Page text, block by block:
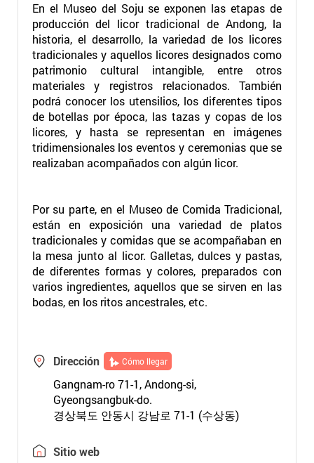
En el Museo del Soju se exponen las etapas de
producción del licor tradicional de Andong, la
historia, el desarrollo, la variedad de los licores
tradicionales y aquellos licores designados como
patrimonio cultural intangible, entre otros
materiales y registros relacionados. También
podrá conocer los utensilios, los diferentes tipos
de botellas por época, las tazas y copas de los
licores, y hasta se representan en imágenes
tridimensionales los eventos y ceremonias que se
realizaban acompañados con algún licor.
Por su parte, en el Museo de Comida Tradicional,
están en exposición una variedad de platos
tradicionales y comidas que se acompañaban en
la mesa junto al licor. Galletas, dulces y pastas,
de diferentes formas y colores, preparados con
varios ingredientes, aquellos que se sirven en las
bodas, en los ritos ancestrales, etc.
Dirección Cómo llegar
Gangnam-ro 71-1, Andong-si,
Gyeongsangbuk-do.
경상북도 안동시 강남로 71-1 (수상동)
Sitio web